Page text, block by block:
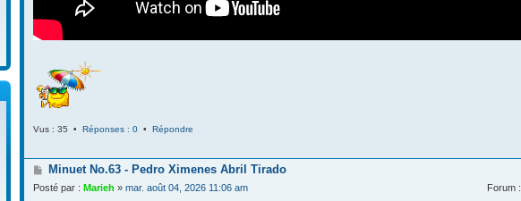
Vus : 35 • Réponses : 0 • Répondre
M
s
Minuet No.63 - Pedro Ximenes Abril Tirado
Posté par : Marieh » mar. août 04, 2026 11:06 am Forum :